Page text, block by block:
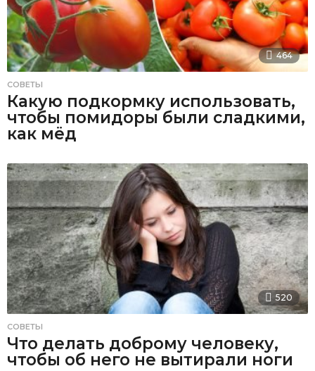
464
СОВЕТЫ
Какую подкормку использовать,
чтобы помидоры были сладкими,
как мёд
520
СОВЕТЫ
Что делать доброму человеку,
чтобы об него не вытирали ноги